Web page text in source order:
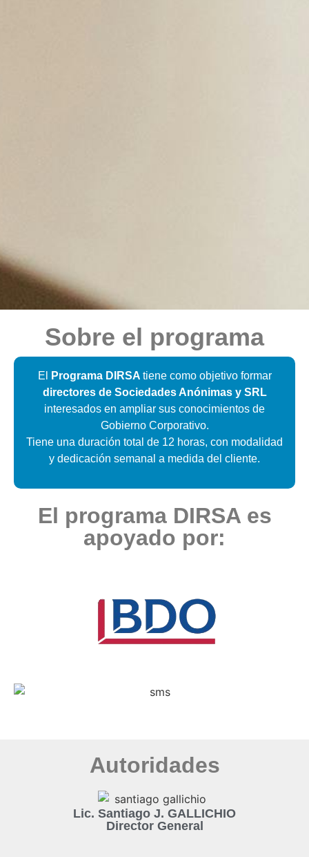
Sobre el programa
El Programa DIRSA tiene como objetivo formar
directores de Sociedades Anónimas y SRL
interesados en ampliar sus conocimientos de
Gobierno Corporativo.
Tiene una duración total de 12 horas, con modalidad
y dedicación semanal a medida del cliente.
El programa DIRSA es
apoyado por:
Autoridades
Lic. Santiago J. GALLICHIO
Director General